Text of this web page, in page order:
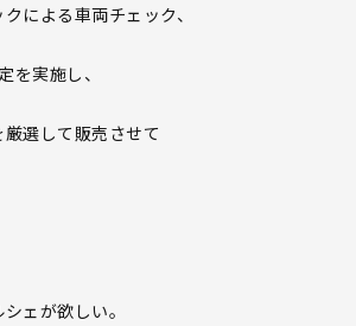
による車両チェック、
を実施し、
選して販売させて
ェが欲しい。